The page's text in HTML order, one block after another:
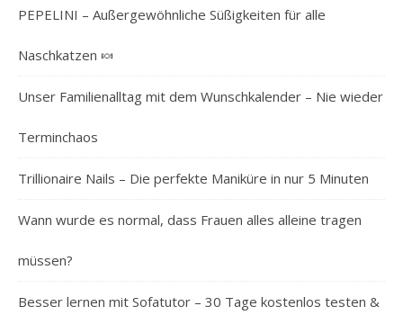
PEPELINI – Außergewöhnliche Süßigkeiten für alle
Naschkatzen 🍬
Unser Familienalltag mit dem Wunschkalender – Nie wieder
Terminchaos
Trillionaire Nails – Die perfekte Maniküre in nur 5 Minuten
Wann wurde es normal, dass Frauen alles alleine tragen
müssen?
Besser lernen mit Sofatutor – 30 Tage kostenlos testen &